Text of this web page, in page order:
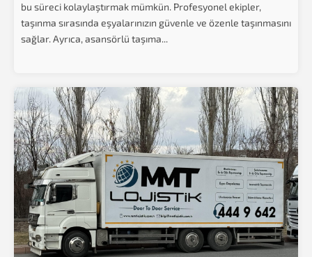
bu süreci kolaylaştırmak mümkün. Profesyonel ekipler,
taşınma sırasında eşyalarınızın güvenle ve özenle taşınmasını
sağlar. Ayrıca, asansörlü taşıma...